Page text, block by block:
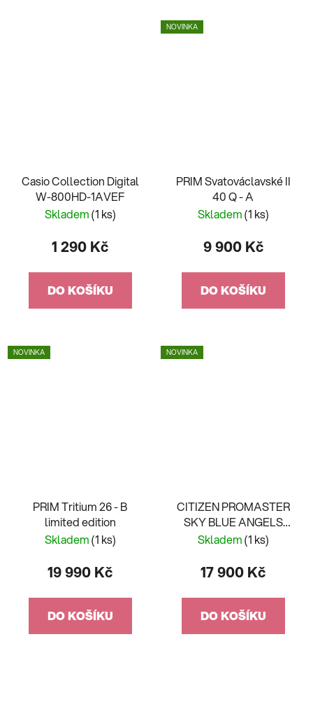
Casio Collection Digital
W-800HD-1AVEF
Skladem(1 ks)
1 290 Kč
DO KOŠÍKU
NOVINKA
PRIM Svatováclavské II
40 Q - A
Skladem(1 ks)
9 900 Kč
DO KOŠÍKU
NOVINKA
PRIM Tritium 26 - B
limited edition
Skladem(1 ks)
19 990 Kč
DO KOŠÍKU
NOVINKA
CITIZEN PROMASTER
SKY BLUE ANGELS
JY8078-52L
Skladem(1 ks)
17 900 Kč
DO KOŠÍKU